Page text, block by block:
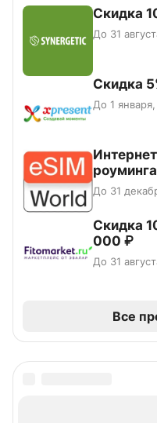
Скидка
До 31
Скидка
До 1
До 31
Скидка
000 ₽
До 31
Все